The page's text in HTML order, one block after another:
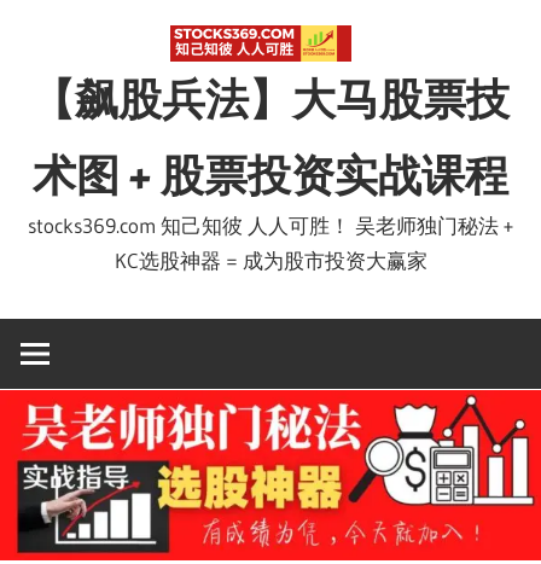
【飙股兵法】大马股票技
术图 + 股票投资实战课程
stocks369.com 知己知彼 人人可胜！ 吴老师独门秘法 +
KC选股神器 = 成为股市投资大赢家